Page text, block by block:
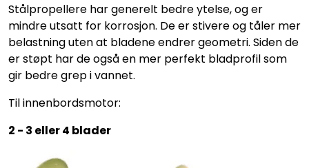
Stålpropellere har generelt bedre ytelse, og er
mindre utsatt for korrosjon. De er stivere og tåler mer
belastning uten at bladene endrer geometri. Siden de
er støpt har de også en mer perfekt bladprofil som
gir bedre grep i vannet.
Til innenbordsmotor:
2 - 3 eller 4 blader